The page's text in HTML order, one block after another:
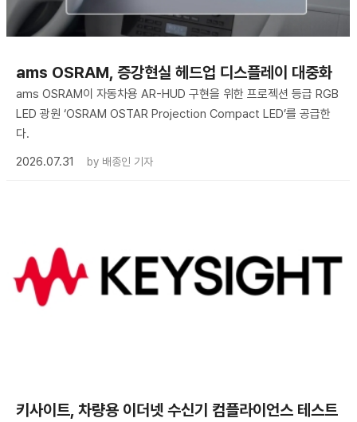
ams OSRAM, 증강현실 헤드업 디스플레이 대중화
ams OSRAM이 자동차용 AR-HUD 구현을 위한 프로젝션 등급 RGB
LED 광원 ‘OSRAM OSTAR Projection Compact LED’를 공급한
다.
2026.07.31
by 배종인 기자
키사이트, 차량용 이더넷 수신기 컴플라이언스 테스트